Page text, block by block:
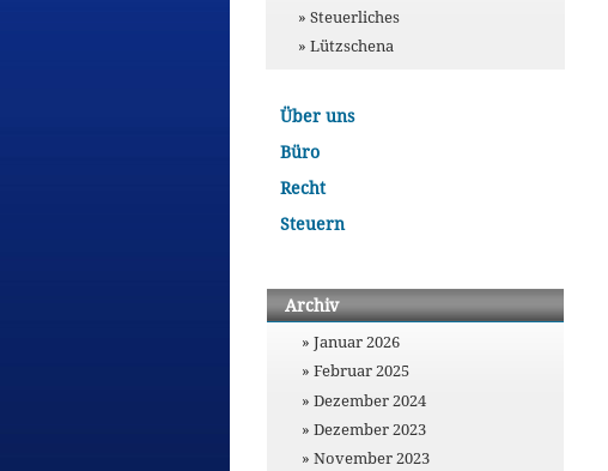
Steuerliches
Lützschena
Über uns
Büro
Recht
Steuern
Archiv
Januar 2026
Februar 2025
Dezember 2024
Dezember 2023
November 2023